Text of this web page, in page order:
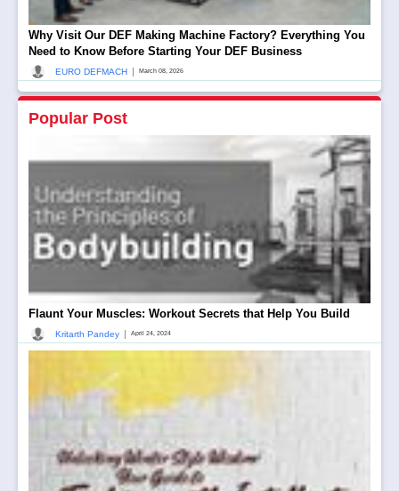
Why Visit Our DEF Making Machine Factory? Everything You
Need to Know Before Starting Your DEF Business
EURO DEFMACH | March 08, 2026
Popular Post
Flaunt Your Muscles: Workout Secrets that Help You Build
Kritarth Pandey | April 24, 2024